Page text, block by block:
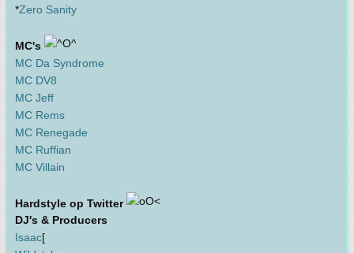
*Zero Sanity
MC's
MC Da Syndrome
MC DV8
MC Jeff
MC Rems
MC Renegade
MC Ruffian
MC Villain
Hardstyle op Twitter
DJ's & Producers
Isaac[